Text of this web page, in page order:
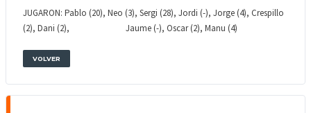
JUGARON: Pablo (20), Neo (3), Sergi (28), Jordi (-), Jorge (4), Crespillo
(2), Dani (2), Jaume (-), Oscar (2), Manu (4)
VOLVER